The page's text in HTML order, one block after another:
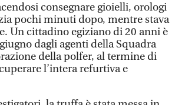
consegnare gioielli, orologi
pochi minuti dopo, mentre stava
Un cittadino egiziano di 20 anni è
dagli agenti della Squadra
della polfer, al termine di
l’intera refurtiva e